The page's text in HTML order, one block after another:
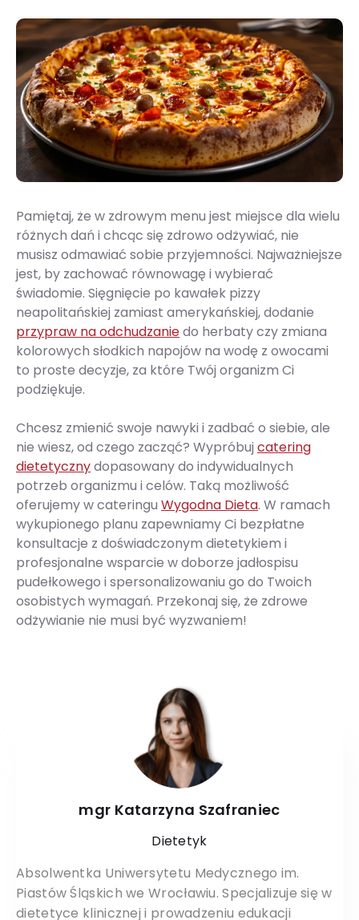
Pamiętaj, że w zdrowym menu jest miejsce dla wielu
różnych dań i chcąc się zdrowo odżywiać, nie
musisz odmawiać sobie przyjemności. Najważniejsze
jest, by zachować równowagę i wybierać
świadomie. Sięgnięcie po kawałek pizzy
neapolitańskiej zamiast amerykańskiej, dodanie
przypraw na odchudzaniedo herbaty czy zmiana
kolorowych słodkich napojów na wodę z owocami
to proste decyzje, za które Twój organizm Ci
podziękuje.
Chcesz zmienić swoje nawyki i zadbać o siebie, ale
nie wiesz, od czego zacząć? Wypróbuj catering
dietetycznydopasowany do indywidualnych
potrzeb organizmu i celów. Taką możliwość
oferujemy w cateringu Wygodna Dieta. W ramach
wykupionego planu zapewniamy Ci bezpłatne
konsultacje z doświadczonym dietetykiem i
profesjonalne wsparcie w doborze jadłospisu
pudełkowego i spersonalizowaniu go do Twoich
osobistych wymagań. Przekonaj się, że zdrowe
odżywianie nie musi być wyzwaniem!
mgr Katarzyna Szafraniec
Dietetyk
Absolwentka Uniwersytetu Medycznego im.
Piastów Śląskich we Wrocławiu. Specjalizuje się w
dietetyce klinicznej i prowadzeniu edukacji